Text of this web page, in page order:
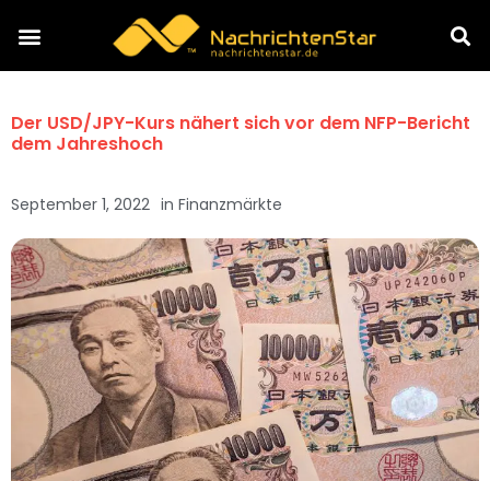
Der USD/JPY-Kurs nähert sich vor dem NFP-Bericht
dem Jahreshoch
September 1, 2022 in Finanzmärkte